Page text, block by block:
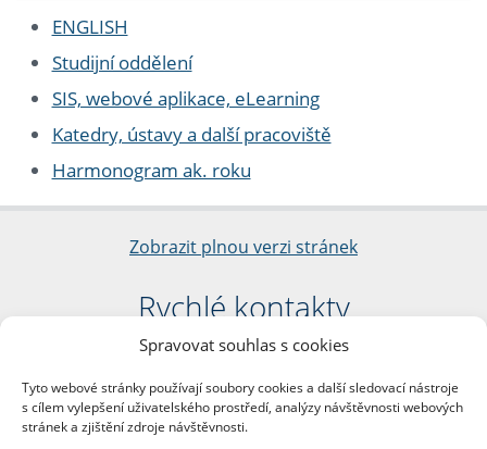
Spravovat souhlas s cookies
Tyto webové stránky používají soubory cookies a další sledovací nástroje
s cílem vylepšení uživatelského prostředí, analýzy návštěvnosti webových
stránek a zjištění zdroje návštěvnosti.
ENGLISH
Studijní oddělení
SIS, webové aplikace, eLearning
Katedry, ústavy a další pracoviště
Harmonogram ak. roku
Zobrazit plnou verzi stránek
Rychlé kontakty
Filozofická fakulta
nám. Jana Palacha 1/2
116 38 Praha 1